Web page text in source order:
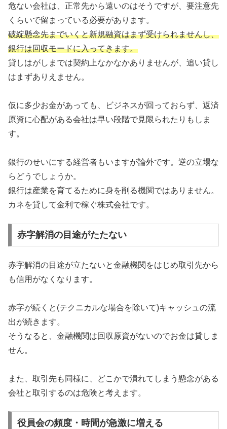
危ない会社は、正常先から遠いのはそうですが、要注意先
くらいで留まっている必要があります。
破綻懸念先までいくと新規融資はまず受けられませんし、
銀行は回収モードに入ってきます。
貸しはがしまでは契約上なかなかありませんが、追い貸し
はまずありえません。
仮に多少お金があっても、ビジネスが回っておらず、返済
原資に心配がある会社は早い段階で見限られたりもしま
す。
銀行のせいにする経営者もいますが論外です。逆の立場な
らどうでしょうか。
銀行は産業を育てるために身を削る機関ではありません。
カネを貸して金利で稼ぐ株式会社です。
赤字解消の目途がたたない
赤字解消の目途が立たないと金融機関をはじめ取引先から
も信用がなくなります。
赤字が続くと(テクニカルな場合を除いて)キャッシュの流
出が続きます。
そうなると、金融機関は回収原資がないのでお金は貸しま
せん。
また、取引先も同様に、どこかで潰れてしまう懸念がある
会社と取引するのは危険と考えます。
役員会の頻度・時間が急激に増える